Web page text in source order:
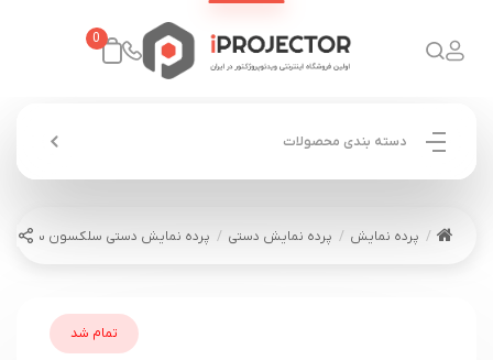
0
دسته بندی محصولات
پرده نمایش پرده نمایش دستی پرده نمایش دستی سلکسون سایز 200×200 مدل CSB200M
تمام شد